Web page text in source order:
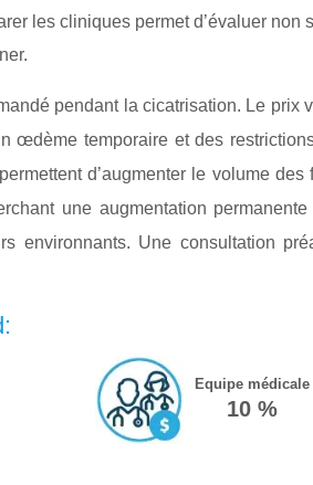
les cliniques permet d’évaluer
pendant la cicatrisation. Le
temporaire et des
d’augmenter le volume
une augmentation
Une consultation
Equipe médicale
10 %